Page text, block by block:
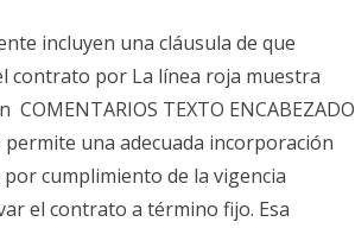
incluyen una cláusula de que
contrato por La línea roja muestra
TEXTO ENCABEZADO
permite una adecuada incorporación
cumplimiento de la vigencia
el contrato a término fijo. Esa